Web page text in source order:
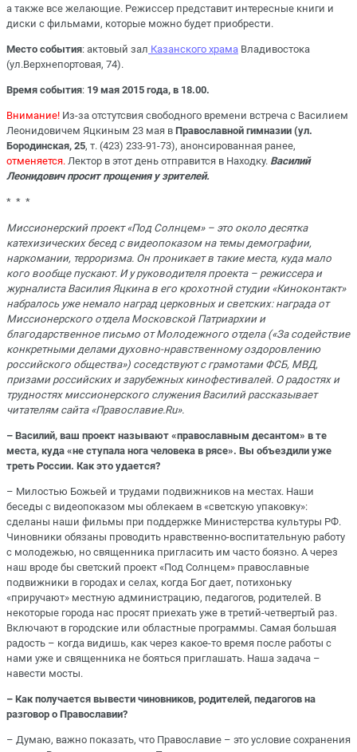
а также все желающие. Режиссер представит интересные книги и
диски с фильмами, которые можно будет приобрести.
Место события: актовый зал Казанского храма Владивостока
(ул.Верхнепортовая, 74).
Время события: 19 мая 2015 года, в 18.00.
Внимание! Из-за отстутсвия свободного времени встреча с Василием
Леонидовичем Яцкиным 23 мая в Православной гимназии (ул.
Бородинская, 25, т. (423) 233-91-73), анонсированная ранее,
отменяется. Лектор в этот день отправится в Находку. Василий
Леонидович просит прощения у зрителей.
* * *
Миссионерский проект «Под Солнцем» – это около десятка
катехизических бесед с видеопоказом на темы демографии,
наркомании, терроризма. Он проникает в такие места, куда мало
кого вообще пускают. И у руководителя проекта – режиссера и
журналиста Василия Яцкина в его крохотной студии «Киноконтакт»
набралось уже немало наград церковных и светских: награда от
Миссионерского отдела Московской Патриархии и
благодарственное письмо от Молодежного отдела («За содействие
конкретными делами духовно-нравственному оздоровлению
российского общества») соседствуют с грамотами ФСБ, МВД,
призами российских и зарубежных кинофестивалей. О радостях и
трудностях миссионерского служения Василий рассказывает
читателям сайта «Православие.Ru».
– Василий, ваш проект называют «православным десантом» в те
места, куда «не ступала нога человека в рясе». Вы объездили уже
треть России. Как это удается?
– Милостью Божьей и трудами подвижников на местах. Наши
беседы с видеопоказом мы облекаем в «светскую упаковку»:
сделаны наши фильмы при поддержке Министерства культуры РФ.
Чиновники обязаны проводить нравственно-воспитательную работу
с молодежью, но священника пригласить им часто боязно. А через
наш вроде бы светский проект «Под Солнцем» православные
подвижники в городах и селах, когда Бог дает, потихоньку
«приручают» местную администрацию, педагогов, родителей. В
некоторые города нас просят приехать уже в третий-четвертый раз.
Включают в городские или областные программы. Самая большая
радость – когда видишь, как через какое-то время после работы с
нами уже и священника не бояться приглашать. Наша задача –
навести мосты.
– Как получается вывести чиновников, родителей, педагогов на
разговор о Православии?
– Думаю, важно показать, что Православие – это условие сохранения